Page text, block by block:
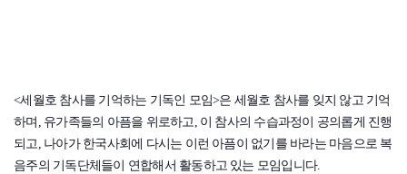
<세월호 참사를 기억하는 기독인 모임>은 세월호 참사를 잊지 않고 기억
하며, 유가족들의 아픔을 위로하고, 이 참사의 수습과정이 공의롭게 진행
되고, 나아가 한국사회에 다시는 이런 아픔이 없기를 바라는 마음으로 복
음주의 기독단체들이 연합해서 활동하고 있는 모임입니다.